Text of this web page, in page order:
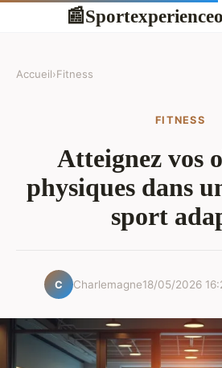
📰
Accueil›Fitness
FITNESS
Atteignez vos
physiques dans
sport
C Charlemagne18/05/2026